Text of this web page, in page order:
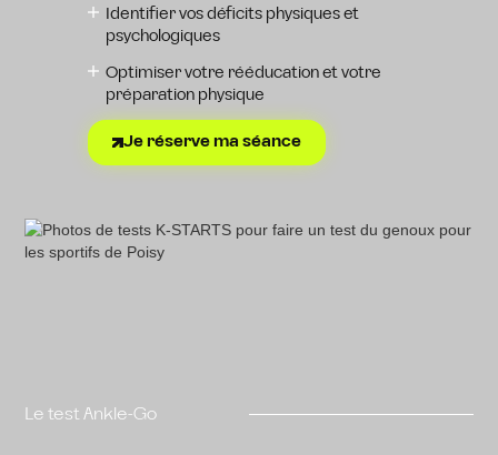
Identifier vos déficits physiques et
psychologiques
Optimiser votre rééducation et votre
préparation physique
Je réserve ma séance
Le test Ankle-Go